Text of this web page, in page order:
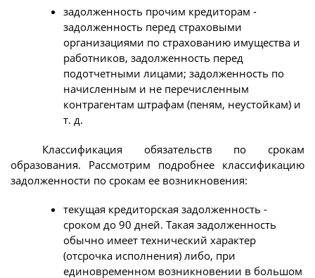
задолженность прочим кредиторам -
задолженность перед страховыми
организациями по страхованию имущества и
работников, задолженность перед
подотчетными лицами; задолженность по
начисленным и не перечисленным
контрагентам штрафам (пеням, неустойкам) и
т. д.
Классификация обязательств по срокам
образования. Рассмотрим подробнее классификацию
задолженности по срокам ее возникновения:
текущая кредиторская задолженность -
сроком до 90 дней. Такая задолженность
обычно имеет технический характер
(отсрочка исполнения) либо, при
единовременном возникновении в большом